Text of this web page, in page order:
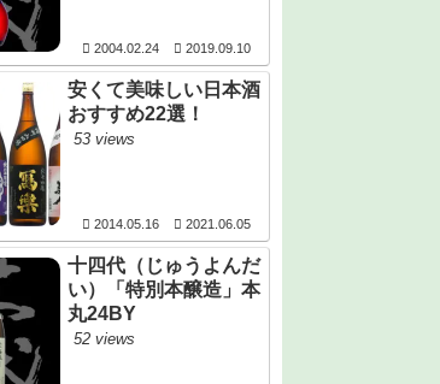
2004.02.24 2019.09.10
安くて美味しい日本酒
おすすめ22選！
53 views
2014.05.16 2021.06.05
十四代（じゅうよんだ
い）「特別本醸造」本
丸24BY
52 views